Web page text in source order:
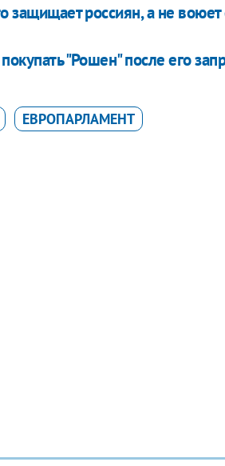
защищает россиян, а не воюет
"Рошен" после его
ЕВРОПАРЛАМЕНТ